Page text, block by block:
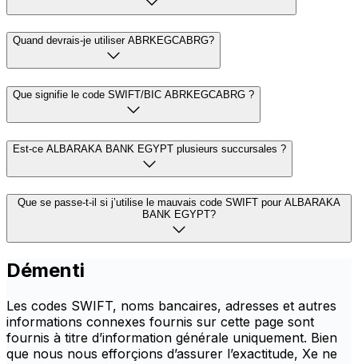
Quand devrais-je utiliser ABRKEGCABRG?
Que signifie le code SWIFT/BIC ABRKEGCABRG ?
Est-ce ALBARAKA BANK EGYPT plusieurs succursales ?
Que se passe-t-il si j’utilise le mauvais code SWIFT pour ALBARAKA
BANK EGYPT?
Démenti
Les codes SWIFT, noms bancaires, adresses et autres
informations connexes fournis sur cette page sont
fournis à titre d’information générale uniquement. Bien
que nous nous efforçions d’assurer l’exactitude, Xe ne